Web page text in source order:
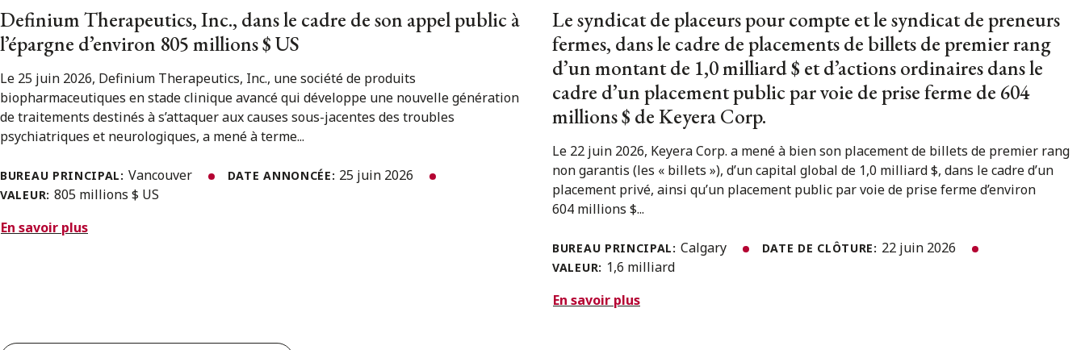
Definium Therapeutics, Inc., dans le cadre de son appel public à
l’épargne d’environ 805 millions $ US
Le 25 juin 2026, Definium Therapeutics, Inc., une société de produits
biopharmaceutiques en stade clinique avancé qui développe une nouvelle génération
de traitements destinés à s’attaquer aux causes sous-jacentes des troubles
psychiatriques et neurologiques, a mené à terme...
BUREAU PRINCIPAL: Vancouver DATE ANNONCÉE: 25 juin 2026
VALEUR: 805 millions $ US
En savoir plus
Le syndicat de placeurs pour compte et le syndicat de preneurs
fermes, dans le cadre de placements de billets de premier rang
d’un montant de 1,0 milliard $ et d’actions ordinaires dans le
cadre d’un placement public par voie de prise ferme de 604
millions $ de Keyera Corp.
Le 22 juin 2026, Keyera Corp. a mené à bien son placement de billets de premier rang
non garantis (les « billets »), d’un capital global de 1,0 milliard $, dans le cadre d’un
placement privé, ainsi qu’un placement public par voie de prise ferme d’environ
604 millions $...
BUREAU PRINCIPAL: Calgary DATE DE CLÔTURE: 22 juin 2026
VALEUR: 1,6 milliard
En savoir plus